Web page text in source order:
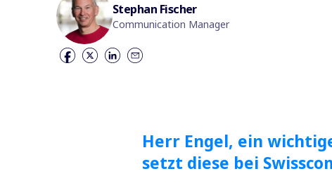
Stephan Fischer
Communication Manager
Herr Engel, ein
setzt diese bei